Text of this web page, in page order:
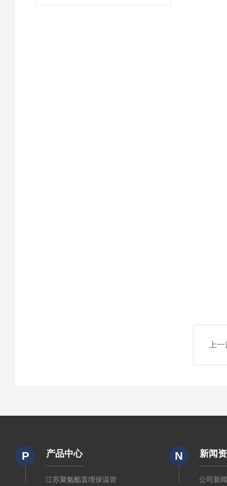
上
P 产品中心
江苏聚氨酯直埋保温管
N 新闻
公司新